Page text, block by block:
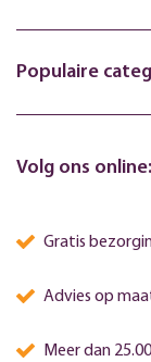
Populaire
Volg ons online:
Gratis
Advies op
Meer dan